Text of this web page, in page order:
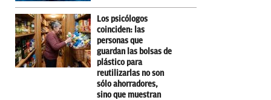
Los psicólogos
coinciden: las
personas que
guardan las bolsas de
plástico para
reutilizarlas no son
sólo ahorradores,
sino que muestran